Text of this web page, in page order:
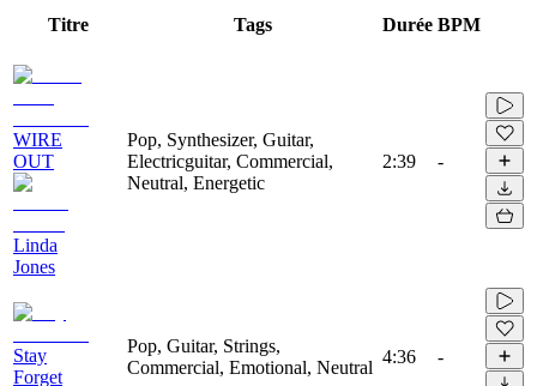
Titre Tags Durée BPM
WIRE
OUT
Linda
Jones
Pop, Synthesizer, Guitar,
Electricguitar, Commercial,
Neutral, Energetic
2:39 -
Stay
Forget
Pop, Guitar, Strings,
Commercial, Emotional, Neutral
4:36 -